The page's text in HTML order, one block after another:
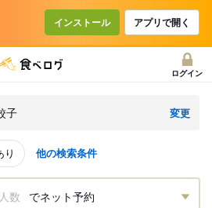
インストール アプリで開く
ログイン
子 変更
り 他の検索条件
人数 でネット予約